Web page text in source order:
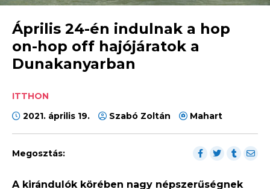
Április 24-én indulnak a hop
on-hop off hajójáratok a
Dunakanyarban
ITTHON
2021. április 19.
Szabó Zoltán Mahart
Megosztás:
A kirándulók körében nagy népszerűségnek